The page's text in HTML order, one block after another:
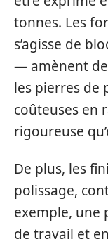
tonnes. Les
s’agisse de
— amènent
les pierres de
coûteuses en
rigoureuse
De plus, les
polissage,
exemple, une
de travail et